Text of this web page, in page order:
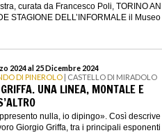
curata da Francesco Poli, TORINO
STAGIONE DELL’INFORMALE il
2024 al 25 Dicembre 2024
DI PINEROLO | CASTELLO DI MIRADOLO
UNA LINEA, MONTALE E
nulla, io dipingo». Così
Giorgio Griffa, tra i principali